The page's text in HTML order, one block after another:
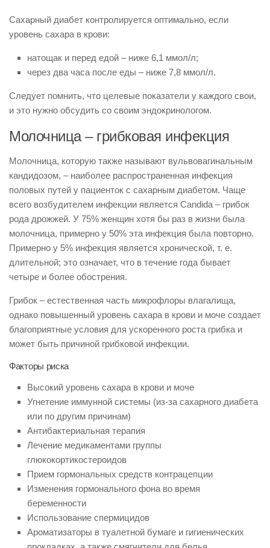
Сахарный диабет контролируется оптимально, если
уровень сахара в крови:
натощак и перед едой – ниже 6,1 ммол/л;
через два часа после еды – ниже 7,8 ммол/л.
Следует помнить, что целевые показатели у каждого свои,
и это нужно обсудить со своим эндокринологом.
Молочница – грибковая инфекция
Молочница, которую также называют вульвовагинальным
кандидозом, – наиболее распространенная инфекция
половых путей у пациенток с сахарным диабетом. Чаще
всего возбудителем инфекции является Candida – грибок
рода дрожжей. У 75% женщин хотя бы раз в жизни была
молочница, примерно у 50% эта инфекция была повторно.
Примерно у 5% инфекция является хронической, т. е.
длительной; это означает, что в течение года бывает
четыре и более обострения.
Грибок – естественная часть микрофлоры влагалища,
однако повышенный уровень сахара в крови и моче создает
благоприятные условия для ускоренного роста грибка и
может быть причиной грибковой инфекции.
Факторы риска
Высокий уровень сахара в крови и моче
Угнетение иммунной системы (из-за сахарного диабета
или по другим причинам)
Антибактериальная терапия
Лечение медикаментами группы
глюкокортикостероидов
Прием гормональных средств контрацепции
Изменения гормонального фона во время
беременности
Использование спермицидов
Ароматизаторы в туалетной бумаге и гигиенических